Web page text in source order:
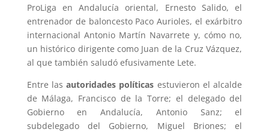
ProLiga en Andalucía oriental, Ernesto Salido, el
entrenador de baloncesto Paco Aurioles, el exárbitro
internacional Antonio Martín Navarrete y, cómo no,
un histórico dirigente como Juan de la Cruz Vázquez,
al que también saludó efusivamente Lete.
Entre lasautoridades políticas estuvieron el alcalde
de Málaga, Francisco de la Torre; el delegado del
Gobierno en Andalucía, Antonio Sanz; el
subdelegado del Gobierno, Miguel Briones; el